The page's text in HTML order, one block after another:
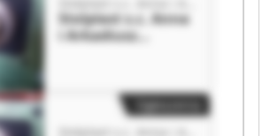
Stolplast s.c. Anna
i Arkadiusz
i Arkadiusz
Kaczyńscy
Ogłoszenia